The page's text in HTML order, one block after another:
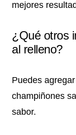
mejores
¿Qué otros
al relleno?
Puedes
champiñones
sabor.